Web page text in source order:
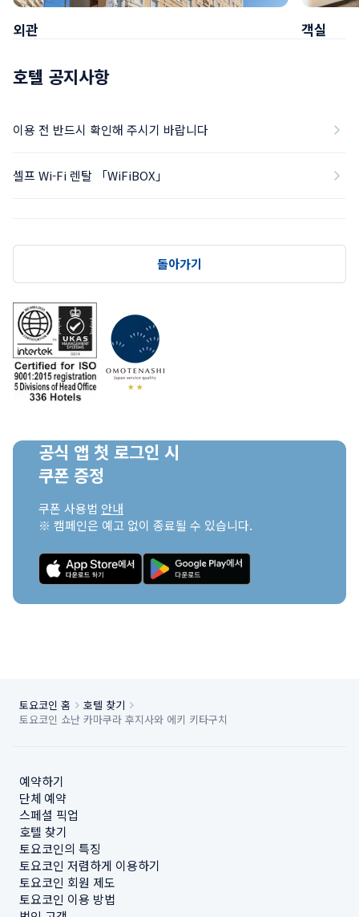
외관 객실
호텔 공지사항
이용 전 반드시 확인해 주시기 바랍니다
셀프 Wi-Fi 렌탈 「WiFiBOX」
돌아가기
공식 앱 첫 로그인 시
쿠폰 증정
쿠폰 사용법 안내
※ 캠페인은 예고 없이 종료될 수 있습니다.
토요코인 홈
호텔 찾기
토요코인 쇼난 카마쿠라 후지사와 에키 키타구치
예약하기
단체 예약
스페셜 픽업
호텔 찾기
토요코인의 특징
토요코인 저렴하게 이용하기
토요코인 회원 제도
토요코인 이용 방법